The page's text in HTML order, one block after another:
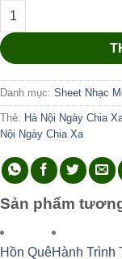
Hà Nội Ngày Chia Xa
Danh mục: Sheet Nhạc
Thẻ: Hà Nội Ngày Chia
Nội Ngày Chia Xa
Sản phẩm
Hồn QuêHành Trình